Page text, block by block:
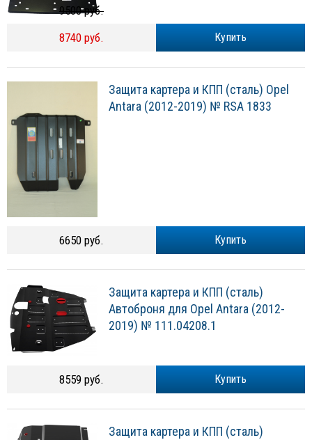
Купить
9500 руб.
8740 руб.
Защита картера и КПП (сталь) Opel
Antara (2012-2019) № RSA 1833
Купить
6650 руб.
Защита картера и КПП (сталь)
Автоброня для Opel Antara (2012-
2019) № 111.04208.1
Купить
8559 руб.
Защита картера и КПП (сталь)